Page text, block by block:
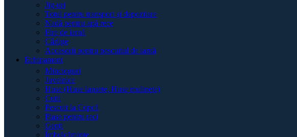
Jig-uri
Totul pentru transport și depozitare
Nadă pentru apă rece
Fire de iarnă
Cârlige
Accesorii pentru pescuitul de iarnă
Echipament
Mincioguri
Juvelnice
Huse (Huse lansete, Huse mulinete)
Cutii
Pescuit la Copcă
Plase pentru raci
Genți
Îmbrăcăminte